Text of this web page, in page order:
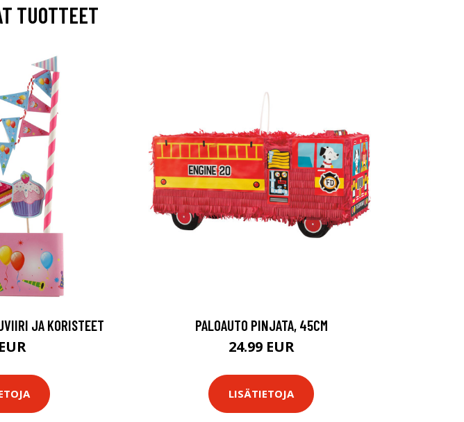
TUOTTEET
JA KORISTEET PALOAUTO PINJATA, 45CM
24.99 EUR
LISÄTIETOJA